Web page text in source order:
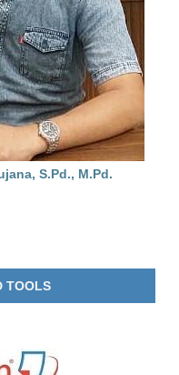
S.Pd., M.Pd.
TOOLS